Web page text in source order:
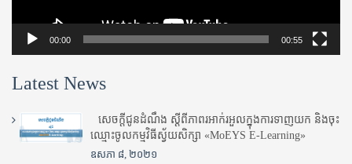
00:00 00:55
Latest News
សេចក្តីជូនដំណឹង ស្តី​ពីភាព​រអាក់រអួល​ក្នុងការ​ទាញ​យក និង​ចុះ​
ឈ្មោះ​ចូល​កម្មវិធី​ស្វ័យសិក្សា «MoEYS E-Learning»
ឧសភា ៨, ២០២១